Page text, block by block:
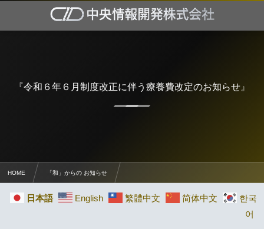
『令和６年６月制度改正に伴う療養費改定のお知らせ』
HOME 「和」からの お知らせ
『令和６年６月制度改正に伴う療養費改定のお知らせ』
日本語 English 繁體中文 简体中文
한국
어